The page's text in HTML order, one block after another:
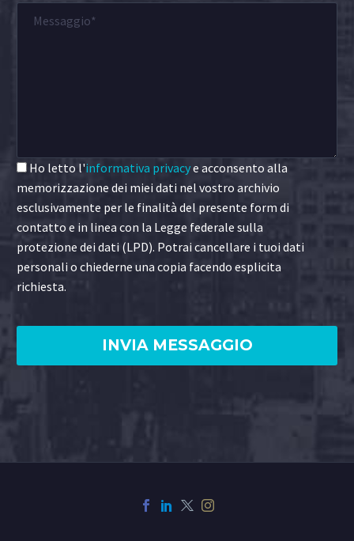
Ho letto l'informativa privacye acconsento alla
memorizzazione dei miei dati nel vostro archivio
esclusivamente per le finalità del presente form di
contatto e in linea con la Legge federale sulla
protezione dei dati (LPD). Potrai cancellare i tuoi dati
personali o chiederne una copia facendo esplicita
richiesta.